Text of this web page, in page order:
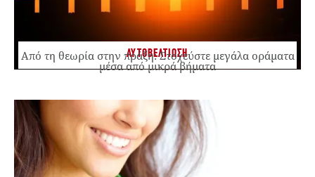
ΑΥΤΟΒΕΛΤΙΩΣΗ
Από τη θεωρία στην πράξη: Στοχεύστε μεγάλα οράματα
μέσα από μικρά βήματα